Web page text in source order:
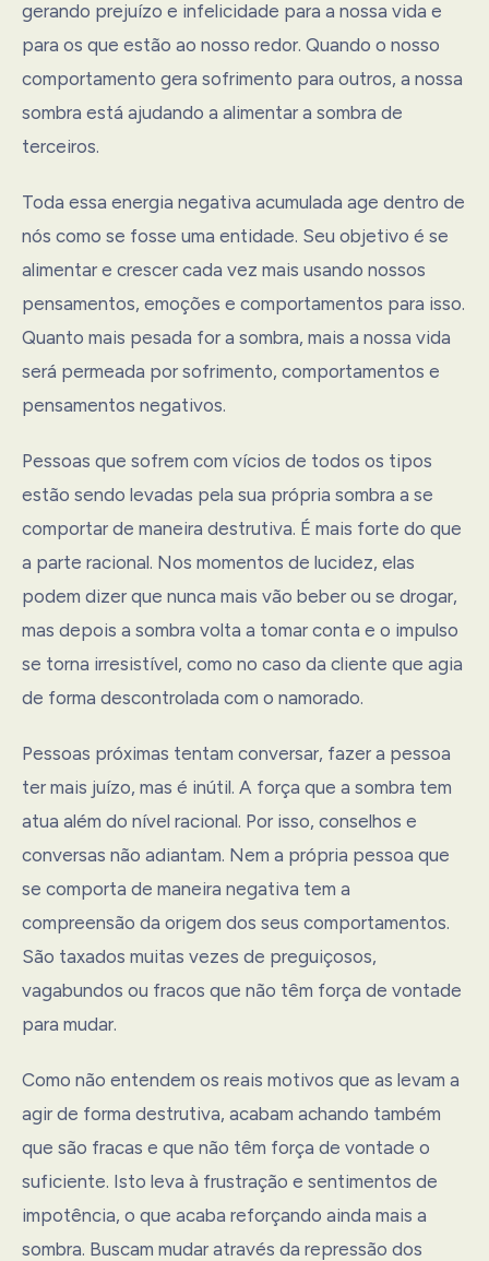
gerando prejuízo e infelicidade para a nossa vida e
para os que estão ao nosso redor. Quando o nosso
comportamento gera sofrimento para outros, a nossa
sombra está ajudando a alimentar a sombra de
terceiros.
Toda essa energia negativa acumulada age dentro de
nós como se fosse uma entidade. Seu objetivo é se
alimentar e crescer cada vez mais usando nossos
pensamentos, emoções e comportamentos para isso.
Quanto mais pesada for a sombra, mais a nossa vida
será permeada por sofrimento, comportamentos e
pensamentos negativos.
Pessoas que sofrem com vícios de todos os tipos
estão sendo levadas pela sua própria sombra a se
comportar de maneira destrutiva. É mais forte do que
a parte racional. Nos momentos de lucidez, elas
podem dizer que nunca mais vão beber ou se drogar,
mas depois a sombra volta a tomar conta e o impulso
se torna irresistível, como no caso da cliente que agia
de forma descontrolada com o namorado.
Pessoas próximas tentam conversar, fazer a pessoa
ter mais juízo, mas é inútil. A força que a sombra tem
atua além do nível racional. Por isso, conselhos e
conversas não adiantam. Nem a própria pessoa que
se comporta de maneira negativa tem a
compreensão da origem dos seus comportamentos.
São taxados muitas vezes de preguiçosos,
vagabundos ou fracos que não têm força de vontade
para mudar.
Como não entendem os reais motivos que as levam a
agir de forma destrutiva, acabam achando também
que são fracas e que não têm força de vontade o
suficiente. Isto leva à frustração e sentimentos de
impotência, o que acaba reforçando ainda mais a
sombra. Buscam mudar através da repressão dos